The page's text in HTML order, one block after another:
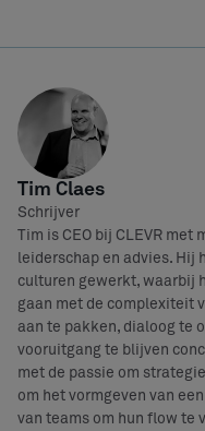
Tim Claes
Schrijver
Tim is CEO bij CLEVR
leiderschap en advies. Hij
culturen gewerkt, waarbij
gaan met de complexiteit
aan te pakken, dialoog te
vooruitgang te blijven
met de passie om
om het vormgeven van
van teams om hun flow te